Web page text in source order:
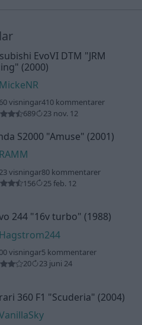
EvoVI DTM "JRM
(2000)
MickeNR
visningar410 kommentarer
689
23 nov. 12
S2000 "Amuse" (2001)
RAMM
visningar80 kommentarer
156
25 feb. 12
244 "16v turbo" (1988)
Hagstrom244
visningar5 kommentarer
20
23 juni 24
360 F1 "Scuderia" (2004)